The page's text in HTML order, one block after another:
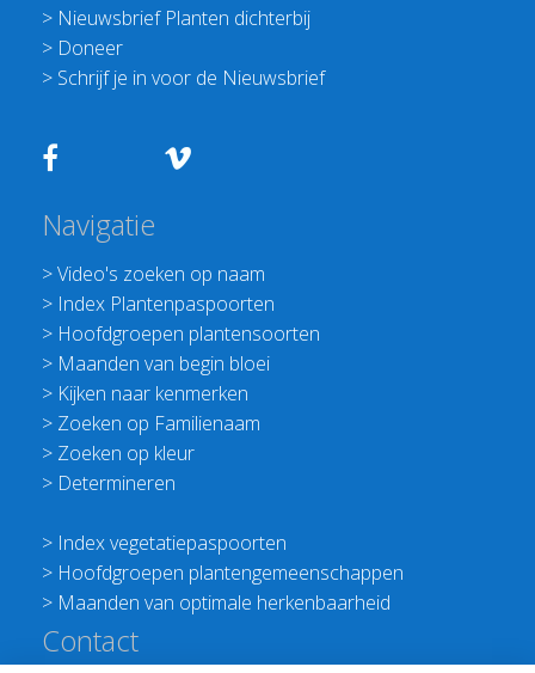
> Nieuwsbrief Planten dichterbij
> Doneer
> Schrijf je in voor de Nieuwsbrief
Navigatie
>Video's zoeken op naam
> Index Plantenpaspoorten
> Hoofdgroepen plantensoorten
> Maanden van begin bloei
> Kijken naar kenmerken
> Zoeken op Familienaam
> Zoeken op kleur
> Determineren
> Index vegetatiepaspoorten
> Hoofdgroepen plantengemeenschappen
> Maanden van optimale herkenbaarheid
Contact